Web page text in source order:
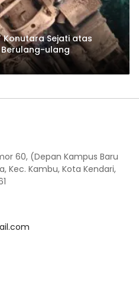
Konutara Sejati atas
ulang
60, (Depan Kampus Baru
Kec. Kambu, Kota Kendari,